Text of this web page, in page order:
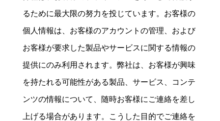
るために最大限の努力を投じています。お客様の
個人情報は、お客様のアカウントの管理、および
お客様が要求した製品やサービスに関する情報の
提供にのみ利用されます。弊社は、お客様が興味
を持たれる可能性がある製品、サービス、コンテ
ンツの情報について、随時お客様にご連絡を差し
上げる場合があります。こうした目的でご連絡を